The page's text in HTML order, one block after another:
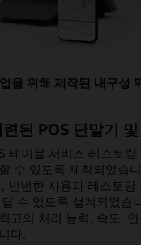
을 위해 제작된 내구성
된 POS 단말기
테이블 서비스 레스토
수 있도록 제작되었습
빈번한 사용과 레스토
수 있도록 설계되었습
고의 처리 능력, 속도, 안
다.